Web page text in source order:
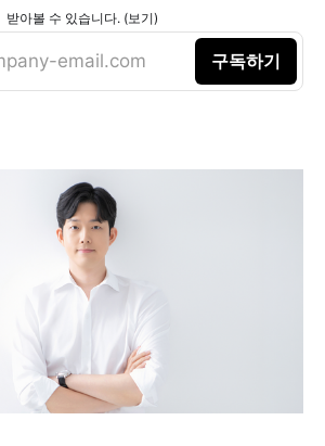
받아볼 수 있습니다. (보기)
email.com 구독하기